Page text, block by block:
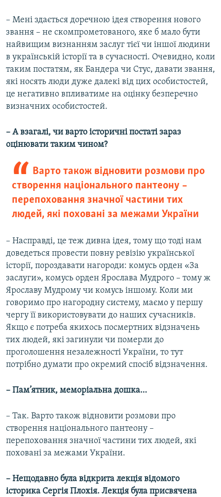
– Мені здається доречною ідея створення нового
звання – не скомпрометованого, яке б мало бути
найвищим визнанням заслуг тієї чи іншої людини
в українській історії та в сучасності. Очевидно, коли
таким постатям, як Бандера чи Стус, давати звання,
які носять люди дуже далекі від цих особистостей,
це негативно впливатиме на оцінку безперечно
визначних особистостей.
– А взагалі, чи варто історичні постаті зараз
оцінювати таким чином?
Варто також відновити розмови про
створення національного пантеону –
перепоховання значної частини тих
людей, які поховані за межами України
– Насправді, це теж дивна ідея, тому що тоді нам
доведеться провести повну ревізію української
історії, пороздавати нагороди: комусь орден «За
заслуги», комусь орден Ярослава Мудрого – тому ж
Ярославу Мудрому чи комусь іншому. Коли ми
говоримо про нагородну систему, маємо у першу
чергу її використовувати до наших сучасників.
Якщо є потреба якихось посмертних відзначень
тих людей, які загинули чи померли до
проголошення незалежності України, то тут
потрібно думати про окремий спосіб відзначення.
– Пам’ятник, меморіальна дошка…
– Так. Варто також відновити розмови про
створення національного пантеону –
перепоховання значної частини тих людей, які
поховані за межами України.
– Нещодавно була відкрита лекція відомого
історика Сергія Плохія. Лекція була присвячена